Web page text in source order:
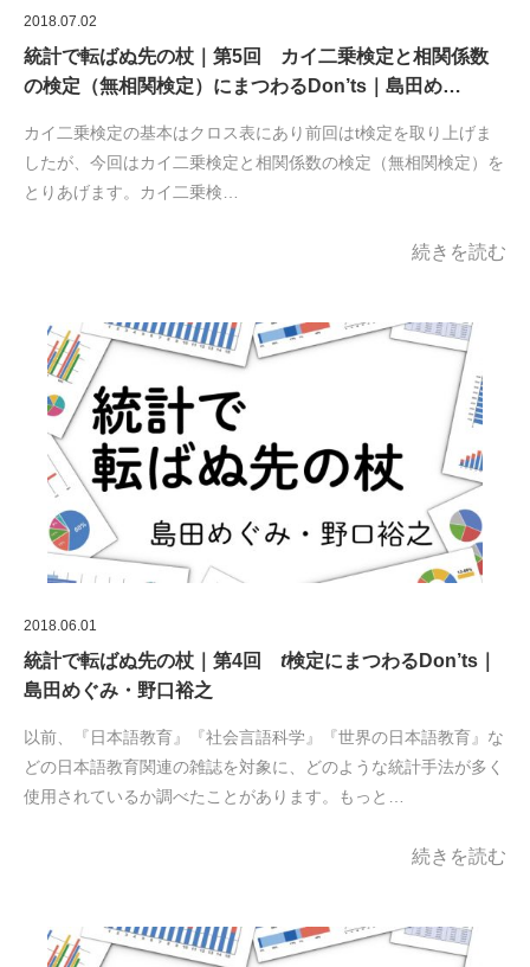
2018.07.02
統計で転ばぬ先の杖｜第5回 カイ二乗検定と相関係数
の検定（無相関検定）にまつわるDon’ts｜島田め…
カイ二乗検定の基本はクロス表にあり前回はt検定を取り上げま
したが、今回はカイ二乗検定と相関係数の検定（無相関検定）を
とりあげます。カイ二乗検…
続きを読む
2018.06.01
統計で転ばぬ先の杖｜第4回 t検定にまつわるDon’ts｜
島田めぐみ・野口裕之
以前、『日本語教育』『社会言語科学』『世界の日本語教育』な
どの日本語教育関連の雑誌を対象に、どのような統計手法が多く
使用されているか調べたことがあります。もっと…
続きを読む